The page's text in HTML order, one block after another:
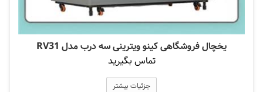
یخچال فروشگاهی کینو ویترینی سه درب مدل RV31
تماس بگیرید
جزئیات بیشتر